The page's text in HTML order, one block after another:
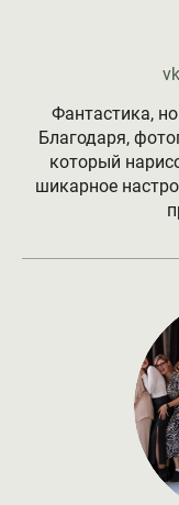
Фантастика,
Благодаря,
который
шикарное